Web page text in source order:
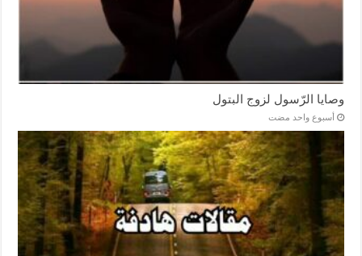
وصايا الرّسول لزوج البتول
‏أسبوع واحد مضت